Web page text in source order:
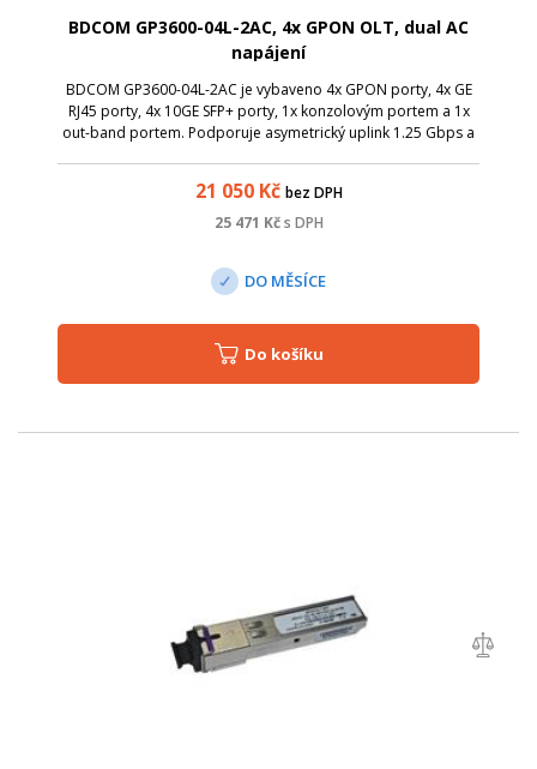
BDCOM GP3600-04L-2AC, 4x GPON OLT, dual AC
napájení
BDCOM GP3600-04L-2AC je vybaveno 4x GPON porty, 4x GE
RJ45 porty, 4x 10GE SFP+ porty, 1x konzolovým portem a 1x
out-band portem. Podporuje asymetrický uplink 1.25 Gbps a
21 050Kč bez DPH
25 471 Kč s DPH
DO MĚSÍCE
Do košíku